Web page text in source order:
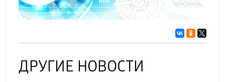
ДРУГИЕ НОВОСТИ